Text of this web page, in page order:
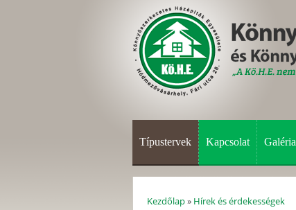
Típustervek Kapcsolat Galéria
Kezdőlap» Hírek és érdekességek